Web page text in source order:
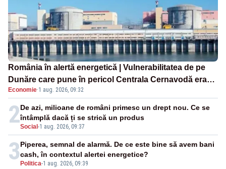
România în alertă energetică | Vulnerabilitatea de pe
Dunăre care pune în pericol Centrala Cernavodă era
cunoscută de pe vremea lui Ceaușescu
Economie·1 aug. 2026, 09:32
2Social -1 aug. 2026, 09:37
De azi, milioane de români primesc un drept nou. Ce se
întâmplă dacă ți se strică un produs
3 Politica-1 aug. 2026, 09:39
Piperea, semnal de alarmă. De ce este bine să avem bani
cash, în contextul alertei energetice?